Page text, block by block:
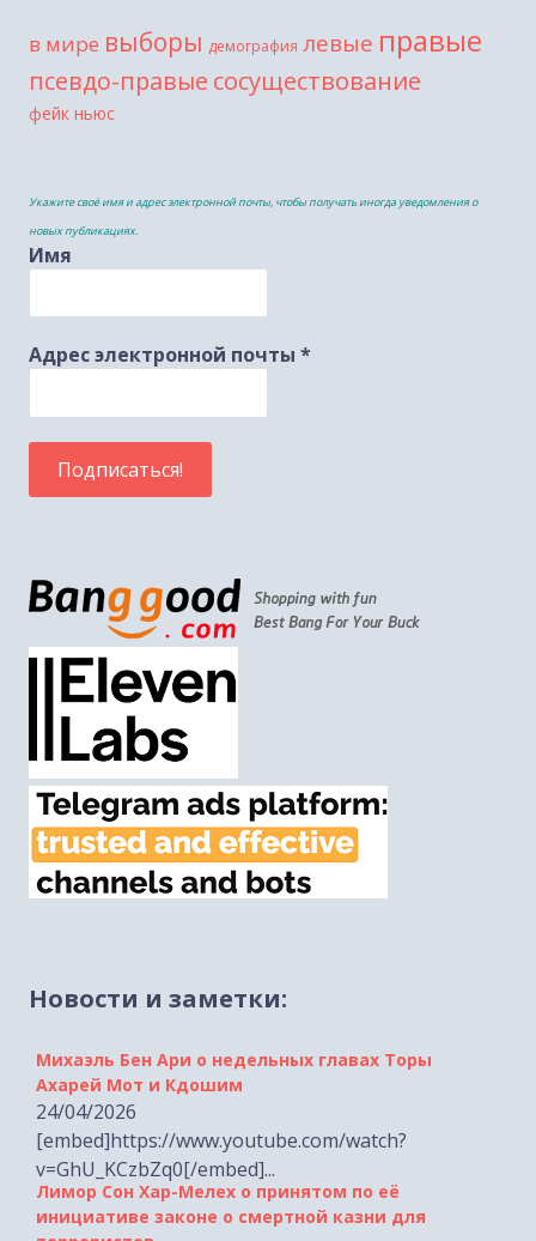
в мире выборы демография левые правые
псевдо-правые сосуществование
фейк ньюс
Укажите своё имя и адрес электронной почты, чтобы получать иногда уведомления о
новых публикациях.
Имя
Адрес электронной почты *
Новости и заметки:
24/04/2026
[embed]https://www.youtube.com/watch?
v=GhU_KCzbZq0[/embed]...
Лимор Сон Хар-Мелех о принятом по её
инициативе законе о смертной казни для
террористов
19/04/2026 [tp lang="he" only not_in="ru"]